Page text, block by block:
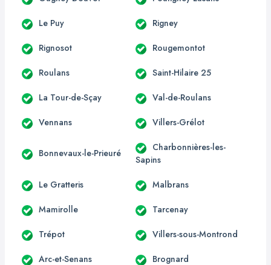
Le Puy Rigney
Rignosot Rougemontot
Roulans Saint-Hilaire 25
La Tour-de-Sçay Val-de-Roulans
Vennans Villers-Grélot
Bonnevaux-le-Prieuré
Charbonnières-les-
Sapins
Le Gratteris Malbrans
Mamirolle Tarcenay
Trépot Villers-sous-Montrond
Arc-et-Senans Brognard